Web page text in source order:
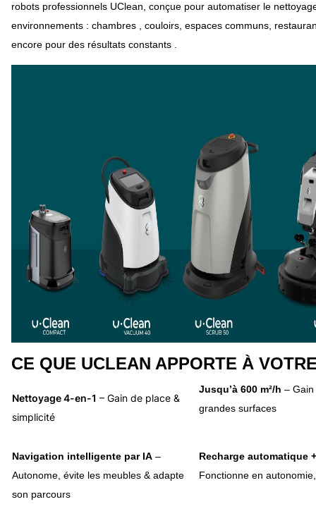
robots professionnels UClean, conçue pour automatiser le
environnements : chambres , couloirs, espaces communs,
encore pour des résultats constants .
CE QUE UCLEAN APPORTE À
Nettoyage 4-en-1 – Gain de place &
simplicité
Jusqu’à 600 m²/h –
grandes surfaces
Navigation intelligente par IA –
Autonome, évite les meubles & adapte
son parcours
Recharge automatique
Fonctionne en